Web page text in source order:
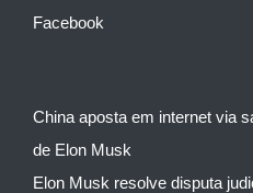
Facebook
China aposta em internet via
de Elon Musk
Elon Musk resolve disputa